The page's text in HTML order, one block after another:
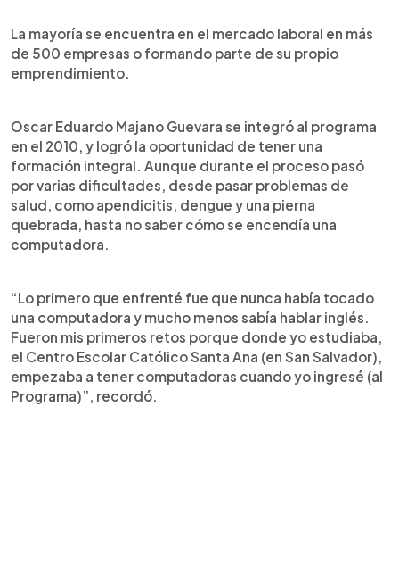
La mayoría se encuentra en el mercado laboral en más
de 500 empresas o formando parte de su propio
emprendimiento.
Oscar Eduardo Majano Guevara se integró al programa
en el 2010, y logró la oportunidad de tener una
formación integral. Aunque durante el proceso pasó
por varias dificultades, desde pasar problemas de
salud, como apendicitis, dengue y una pierna
quebrada, hasta no saber cómo se encendía una
computadora.
“Lo primero que enfrenté fue que nunca había tocado
una computadora y mucho menos sabía hablar inglés.
Fueron mis primeros retos porque donde yo estudiaba,
el Centro Escolar Católico Santa Ana (en San Salvador),
empezaba a tener computadoras cuando yo ingresé (al
Programa)”, recordó.